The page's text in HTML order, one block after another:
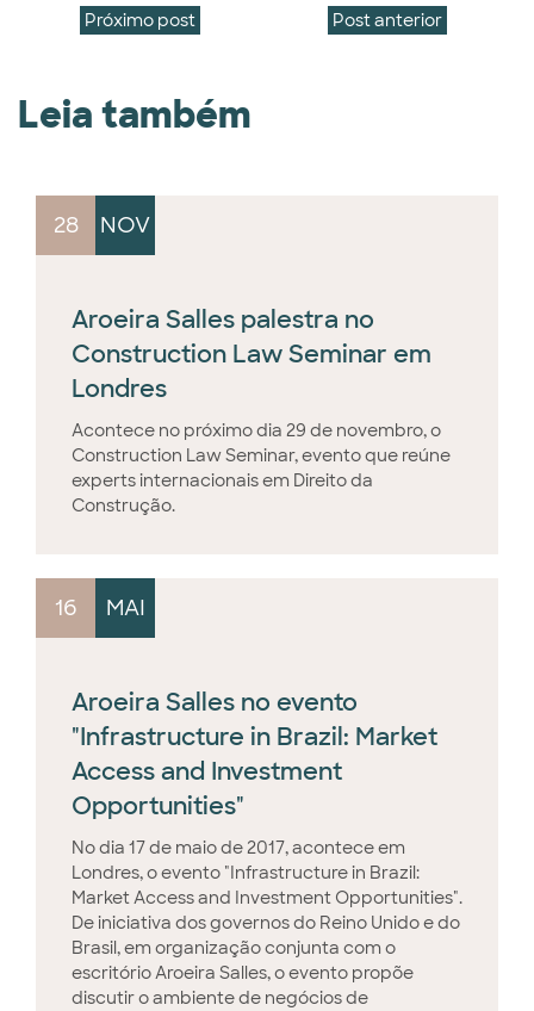
Próximo post Post anterior
Leia também
28 NOV
Aroeira Salles palestra no
Construction Law Seminar em
Londres
Acontece no próximo dia 29 de novembro, o
Construction Law Seminar, evento que reúne
experts internacionais em Direito da
Construção.
16 MAI
Aroeira Salles no evento
"Infrastructure in Brazil: Market
Access and Investment
Opportunities"
No dia 17 de maio de 2017, acontece em
Londres, o evento "Infrastructure in Brazil:
Market Access and Investment Opportunities".
De iniciativa dos governos do Reino Unido e do
Brasil, em organização conjunta com o
escritório Aroeira Salles, o evento propõe
discutir o ambiente de negócios de